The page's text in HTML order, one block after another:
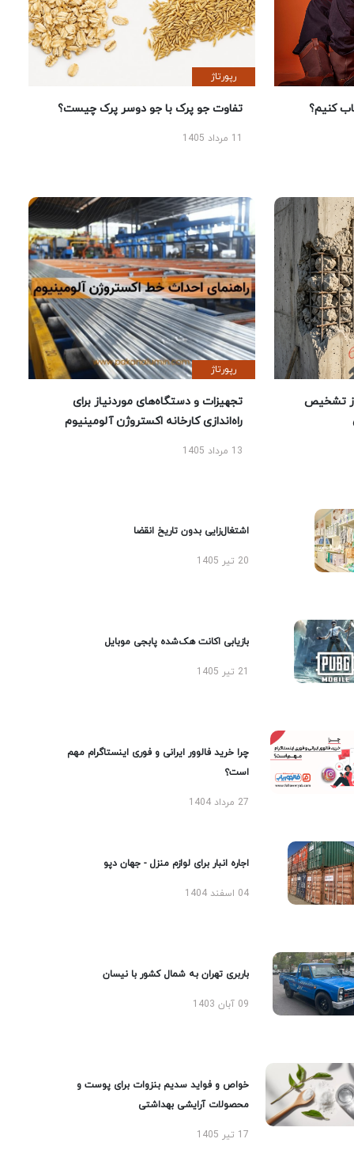
کنیم؟
رپورتاژ
تفاوت جو پرک با جو دوسر پرک چیست؟
تشخیص
رپورتاژ
تجهیزات و دستگاه‌های موردنیاز برای
راه‌اندازی کارخانه اکستروژن آلومینیوم
13 مرداد 1405
اشتغال‌زایی بدون تاریخ انقضا
20 تیر 1405
بازیابی اکانت هک‌شده پابجی موبایل
چرا خرید فالوور ایرانی و فوری اینستاگرام مهم
است؟
27 مرداد 1404
اجاره انبار برای لوازم منزل - جهان دپو
04 اسفند 1404
باربری تهران به شمال کشور با نیسان
09 آبان 1403
خواص و فواید سدیم بنزوات برای پوست و
محصولات آرایشی بهداشتی
17 تیر 1405